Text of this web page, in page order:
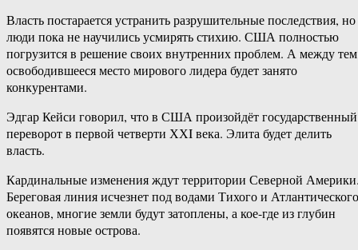
Власть постарается устранить разрушительные последствия, но
люди пока не научились усмирять стихию. США полностью
погрузится в решение своих внутренних проблем. А между тем
освободившееся место мирового лидера будет занято
конкурентами.
Эдгар Кейси говорил, что в США произойдёт государственный
переворот в первой четверти ХХI века. Элита будет делить
власть.
Кардинальные изменения ждут территории Северной
Береговая линия исчезнет под водами Тихого и Атлантического
океанов, многие земли будут затоплены, а кое-где из глубин
появятся новые острова.